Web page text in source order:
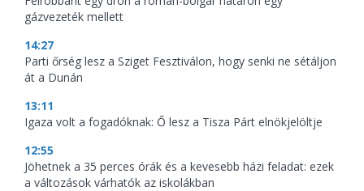
gázvezeték mellett
14:27
Parti őrség lesz a Sziget Fesztiválon, hogy senki ne sétáljon
át a Dunán
13:11
Igaza volt a fogadóknak: Ő lesz a Tisza Párt elnökjelöltje
12:55
Jöhetnek a 35 perces órák és a kevesebb házi feladat: ezek
a változások várhatók az iskolákban